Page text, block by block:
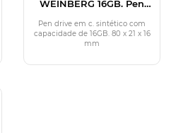
WEINBERG 16GB. Pen
Pen drive em c. sintético com
capacidade de 16GB. 80 x 21 x 16
mm